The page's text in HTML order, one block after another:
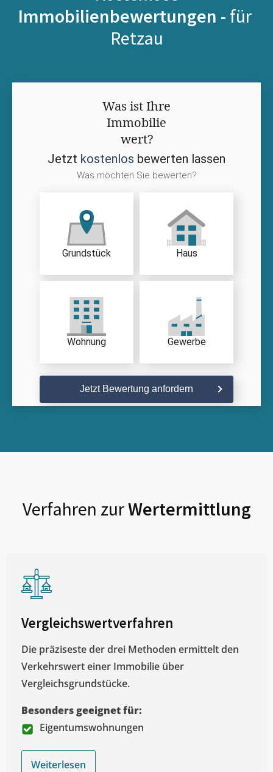
Immobilienbewertungen - für
Retzau
Was ist Ihre
Immobilie
wert?
Jetzt kostenlos bewerten lassen
Was möchten Sie bewerten?
Grundstück Haus
Wohnung Gewerbe
Jetzt Bewertung anfordern
Verfahren zurWertermittlung
Vergleichswertverfahren
Die präziseste der drei Methoden ermittelt den
Verkehrswert einer Immobilie über
Vergleichsgrundstücke.
Besonders geeignet für:
Eigentumswohnungen
Weiterlesen